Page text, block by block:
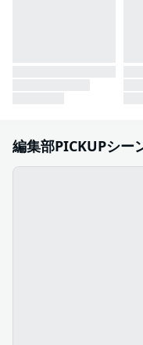
編集部PICKUPシー